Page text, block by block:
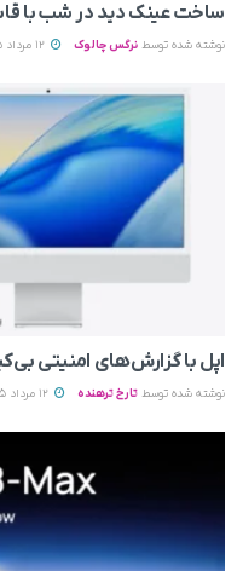
ساخت عینک دید در شب با
نوشته شده توسط نرگس چالوک
اپل با گزارش‌های امنیتی
نوشته شده توسط تارخ ترهنده